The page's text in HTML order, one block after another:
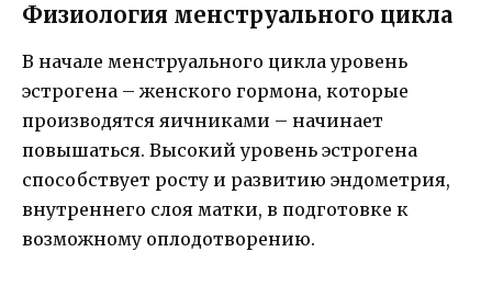
Физиология менструального цикла
В начале менструального цикла уровень
эстрогена – женского гормона, которые
производятся яичниками – начинает
повышаться. Высокий уровень эстрогена
способствует росту и развитию эндометрия,
внутреннего слоя матки, в подготовке к
возможному оплодотворению.